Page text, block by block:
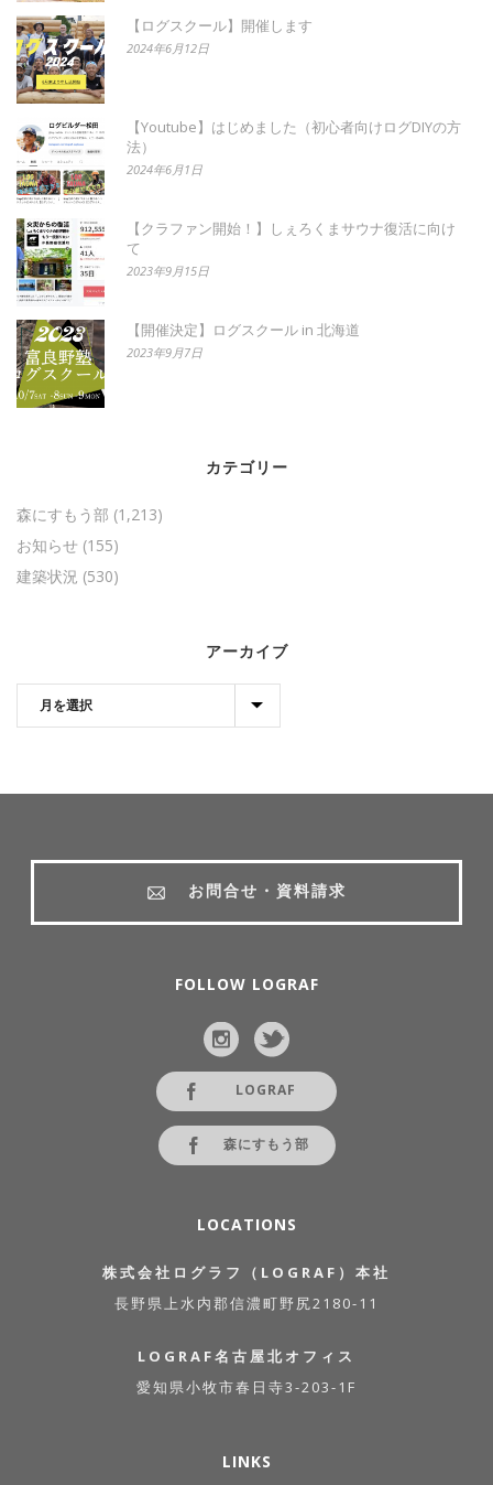
【ログスクール】開催します
2024年6月12日
【Youtube】はじめました（初心者向けログDIYの方
法）
2024年6月1日
【クラファン開始！】しぇろくまサウナ復活に向け
て
2023年9月15日
【開催決定】ログスクール in 北海道
2023年9月7日
カテゴリー
森にすもう部 (1,213)
お知らせ (155)
建築状況 (530)
アーカイブ
お問合せ・資料請求
FOLLOW LOGRAF
LOGRAF
森にすもう部
LOCATIONS
株式会社ログラフ（LOGRAF）本社
長野県上水内郡信濃町野尻2180-11
LOGRAF名古屋北オフィス
愛知県小牧市春日寺3-203-1F
LINKS